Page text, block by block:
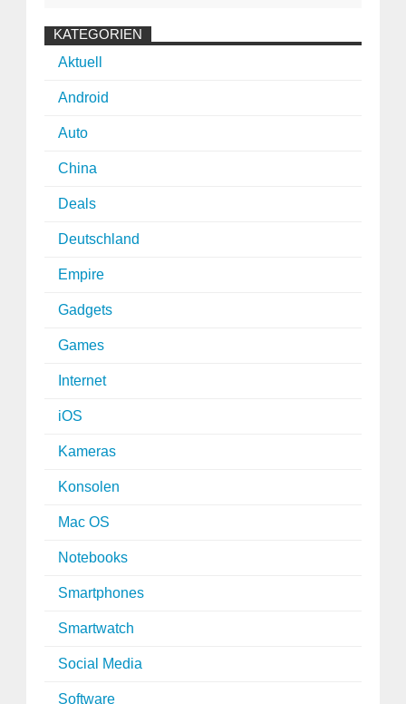
KATEGORIEN
Aktuell
Android
Auto
China
Deals
Deutschland
Empire
Gadgets
Games
Internet
iOS
Kameras
Konsolen
Mac OS
Notebooks
Smartphones
Smartwatch
Social Media
Software